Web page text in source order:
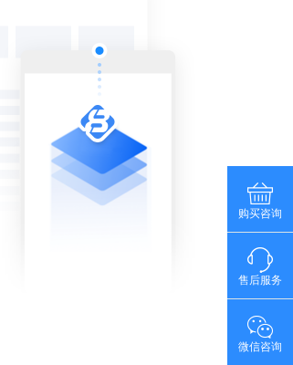
购买咨询
售后服务
微信咨询